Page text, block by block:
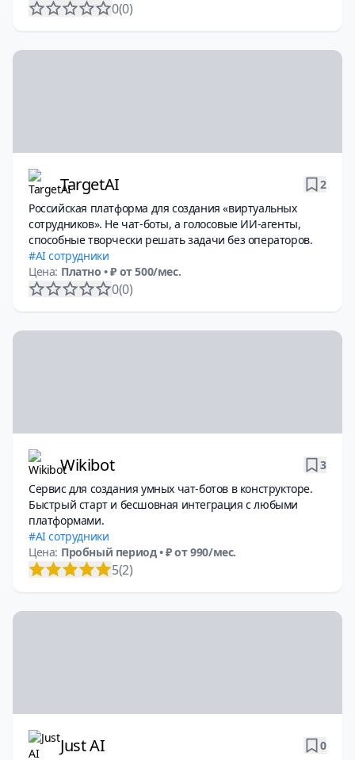
0(0)
TargetAI
2
Российская платформа для создания «виртуальных
сотрудников». Не чат-боты, а голосовые ИИ-агенты,
способные творчески решать задачи без операторов.
AI сотрудники
Цена: Платно• ₽ от 500/мес.
0(0)
Wikibot
3
Сервис для создания умных чат-ботов в конструкторе.
Быстрый старт и бесшовная интеграция с любыми
платформами.
AI сотрудники
Цена: Пробный период• ₽ от 990/мес.
5(2)
Just AI
0